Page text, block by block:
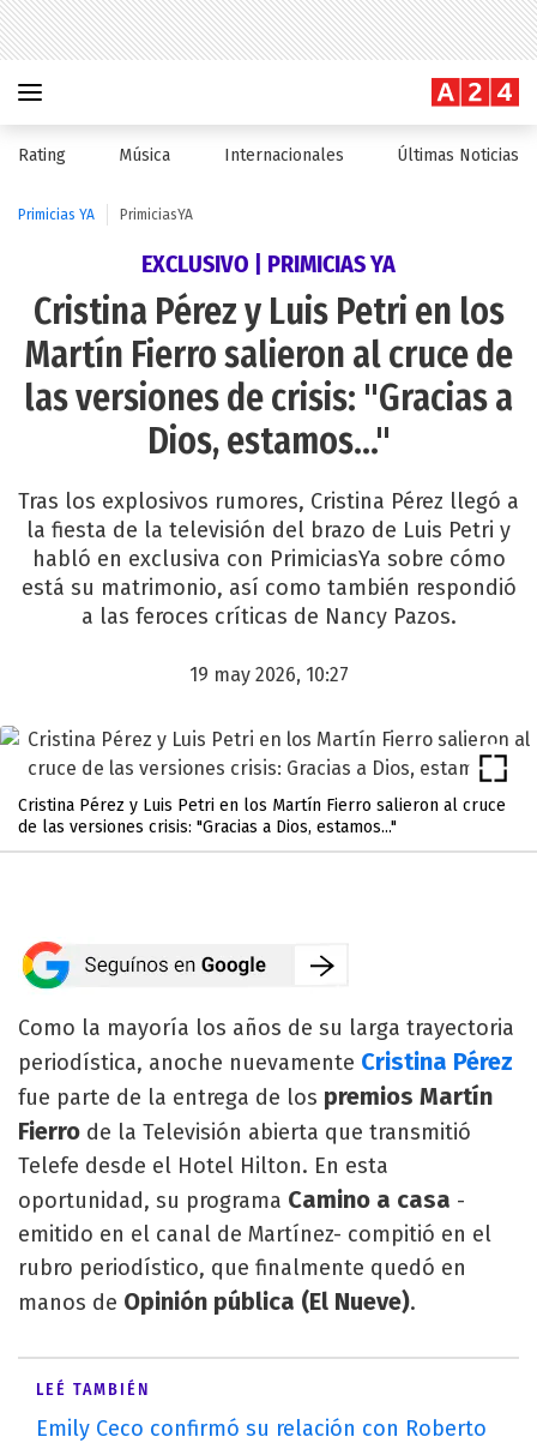
Rating Música Internacionales Últimas Noticias
Primicias YA PrimiciasYA
EXCLUSIVO | PRIMICIAS YA
Cristina Pérez y Luis Petri en los
Martín Fierro salieron al cruce de
las versiones de crisis: "Gracias a
Dios, estamos..."
Tras los explosivos rumores, Cristina Pérez llegó a
la fiesta de la televisión del brazo de Luis Petri y
habló en exclusiva con PrimiciasYa sobre cómo
está su matrimonio, así como también respondió
a las feroces críticas de Nancy Pazos.
19 may 2026, 10:27
Cristina Pérez y Luis Petri en los Martín Fierro salieron al cruce
de las versiones crisis: "Gracias a Dios, estamos..."
Como la mayoría los años de su larga trayectoria
periodística, anoche nuevamente Cristina Pérez
fue parte de la entrega de los premios Martín
Fierro de la Televisión abierta que transmitió
Telefe desde el Hotel Hilton. En esta
oportunidad, su programa Camino a casa -
emitido en el canal de Martínez- compitió en el
rubro periodístico, que finalmente quedó en
manos de Opinión pública (El Nueve).
LEÉ TAMBIÉN
Emily Ceco confirmó su relación con Roberto